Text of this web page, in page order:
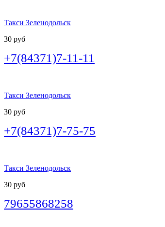
Такси Зеленодольск
30 руб
+7(84371)7-11-11
Такси Зеленодольск
30 руб
+7(84371)7-75-75
Такси Зеленодольск
30 руб
79655868258